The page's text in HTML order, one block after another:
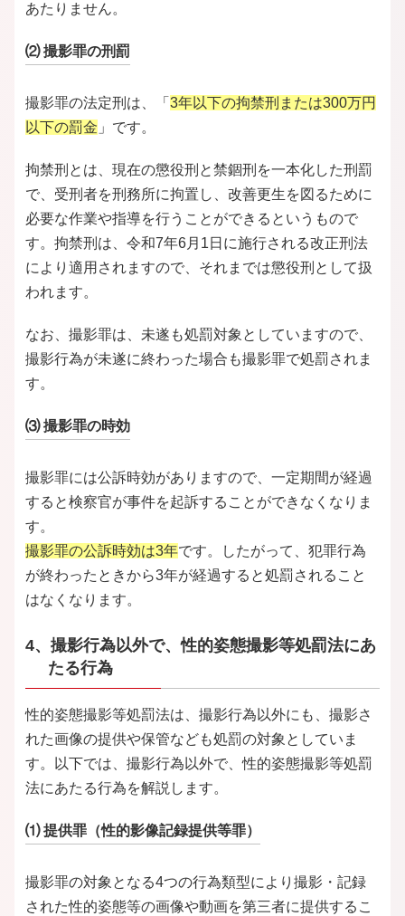
あたりません。
⑵ 撮影罪の刑罰
撮影罪の法定刑は、「 3年以下の拘禁刑または300万円
以下の罰金 」です。
拘禁刑とは、現在の懲役刑と禁錮刑を一本化した刑罰
で、受刑者を刑務所に拘置し、改善更生を図るために
必要な作業や指導を行うことができるというもので
す。拘禁刑は、令和7年6月1日に施行される改正刑法
により適用されますので、それまでは懲役刑として扱
われます。
なお、撮影罪は、未遂も処罰対象としていますので、
撮影行為が未遂に終わった場合も撮影罪で処罰されま
す。
⑶ 撮影罪の時効
撮影罪には公訴時効がありますので、一定期間が経過
すると検察官が事件を起訴することができなくなりま
す。
撮影罪の公訴時効は3年です。したがって、犯罪行為
が終わったときから3年が経過すると処罰されること
はなくなります。
4、撮影行為以外で、性的姿態撮影等処罰法にあ
たる行為
性的姿態撮影等処罰法は、撮影行為以外にも、撮影さ
れた画像の提供や保管なども処罰の対象としていま
す。以下では、撮影行為以外で、性的姿態撮影等処罰
法にあたる行為を解説します。
⑴ 提供罪（性的影像記録提供等罪）
撮影罪の対象となる4つの行為類型により撮影・記録
された性的姿態等の画像や動画を第三者に提供するこ